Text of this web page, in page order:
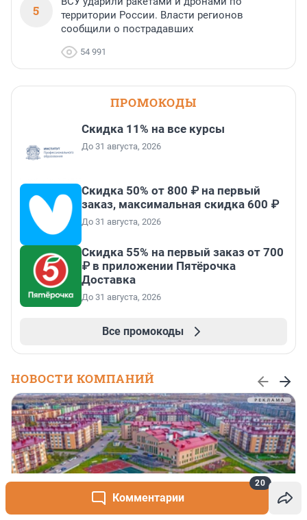
Комментарии
20
5
территории России. Власти регионов
сообщили о пострадавших
54 991
ПРОМОКОДЫ
Скидка 11% на все курсы
До 31 августа, 2026
Скидка 50% от 800 ₽ на первый
заказ, максимальная скидка 600 ₽
До 31 августа, 2026
Скидка 55% на первый заказ от 700
₽ в приложении Пятёрочка
Доставка
До 31 августа, 2026
Все промокоды
НОВОСТИ КОМПАНИЙ